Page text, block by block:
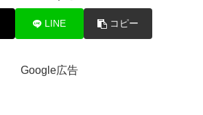
LINE コピー
Google広告